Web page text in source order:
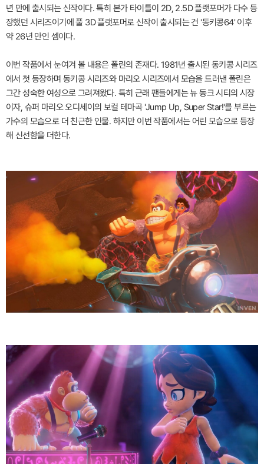
년 만에 출시되는 신작이다. 특히 본가 타이틀이 2D, 2.5D 플랫포머가 다수 등
장했던 시리즈이기에 풀 3D 플랫포머로 신작이 출시되는 건 '동키콩64' 이후
약 26년 만인 셈이다.
이번 작품에서 눈여겨 볼 내용은 폴린의 존재다. 1981년 출시된 동키콩 시리즈
에서 첫 등장하며 동키콩 시리즈와 마리오 시리즈에서 모습을 드러낸 폴린은
그간 성숙한 여성으로 그려져왔다. 특히 근래 팬들에게는 뉴 동크 시티의 시장
이자, 슈퍼 마리오 오디세이의 보컬 테마곡 'Jump Up, Super Star!'를 부르는
가수의 모습으로 더 친근한 인물. 하지만 이번 작품에서는 어린 모습으로 등장
해 신선함을 더한다.